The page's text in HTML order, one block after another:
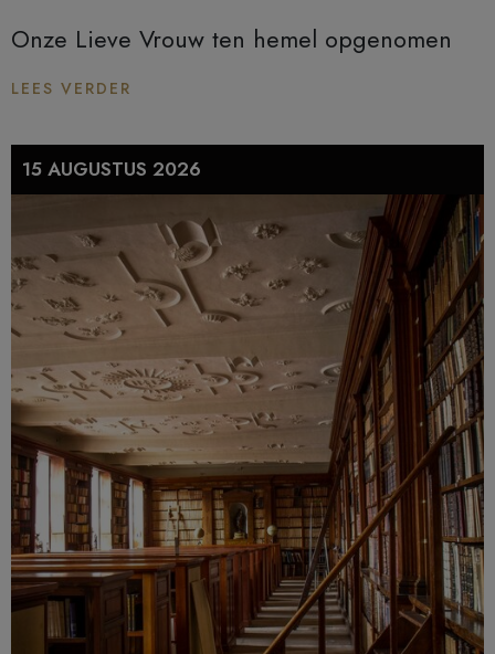
Onze Lieve Vrouw ten hemel opgenomen
LEES VERDER
15 AUGUSTUS 2026